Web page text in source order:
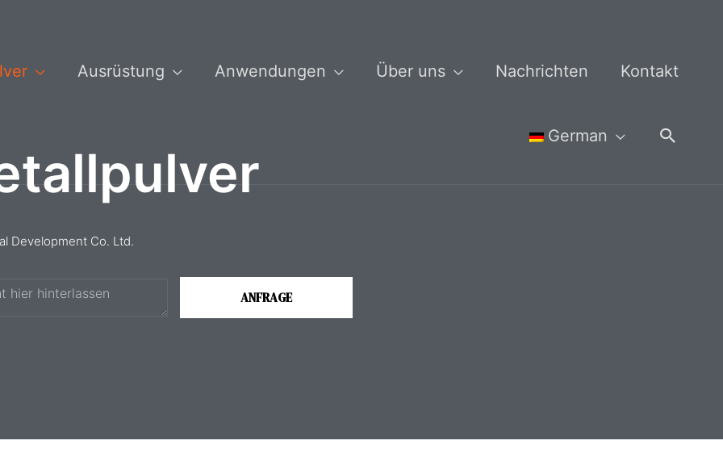
Ausrüstung Anwendungen Über uns Nachrichten Kontakt
German Suche
Development Co. Ltd.
ANFRAGE